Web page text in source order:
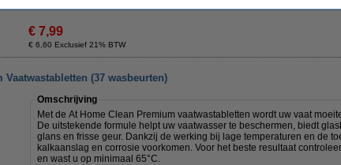
€ 7,99
€ 6,60 Exclusief 21% BTW
(37 wasbeurten)
Omschrijving
Met de At Home Clean Premium vaatwastabletten wordt uw vaat
De uitstekende formule helpt uw vaatwasser te beschermen, biedt
glans en frisse geur. Dankzij de werking bij lage temperaturen en de
kalkaanslag en corrosie voorkomen. Voor het beste resultaat
en wast u op minimaal 65°C.